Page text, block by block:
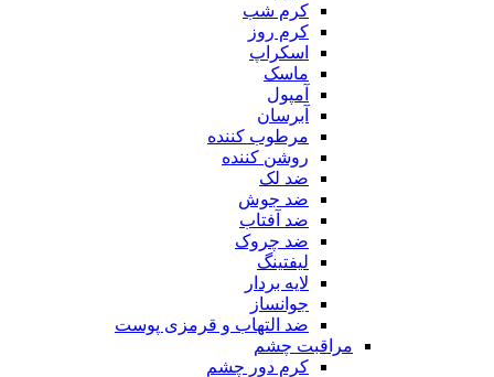
کرم شب
کرم روز
اسکراپ
ماسک
آمپول
آبرسان
مرطوب کننده
روشن کننده
ضد لک
ضد جوش
ضد آفتاب
ضد چروک
لیفتینگ
لایه بردار
جوانساز
ضد التهاب و قرمزی پوست
مراقبت چشم
کرم دور چشم